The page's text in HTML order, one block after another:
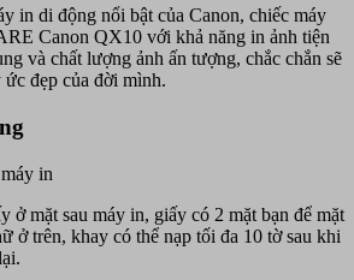
in di động nổi bật của Canon, chiếc máy
Canon QX10 với khả năng in ảnh tiện
và chất lượng ảnh ấn tượng, chắc chắn sẽ
đẹp của đời mình.
in
ở mặt sau máy in, giấy có 2 mặt bạn để mặt
ở trên, khay có thể nạp tối đa 10 tờ sau khi